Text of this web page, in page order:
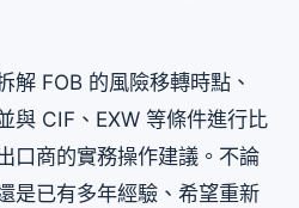
解 FOB 的風險移轉時點、
與 CIF、EXW 等條件進行比
口商的實務操作建議。不論
是已有多年經驗、希望重新